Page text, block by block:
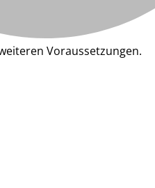
Voraussetzungen.